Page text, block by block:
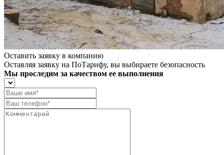
Оставить заявку в компанию
Оставляя заявку на ПоТарифу, вы выбираете безопасность
Мы проследим за качеством ее выполнения